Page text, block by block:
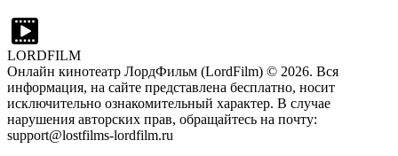
LORDFILM
Онлайн кинотеатр ЛордФильм (LordFilm) © 2026. Вся
информация, на сайте представлена бесплатно, носит
исключительно ознакомительный характер. В случае
нарушения авторских прав, обращайтесь на почту:
support@lostfilms-lordfilm.ru